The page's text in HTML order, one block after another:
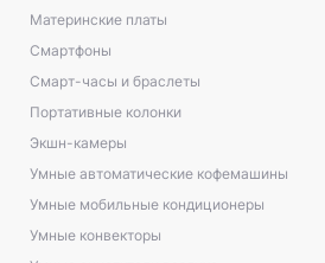
Материнские платы
Смартфоны
Смарт-часы и браслеты
Портативные колонки
Экшн-камеры
Умные автоматические кофемашины
Умные мобильные кондиционеры
Умные конвекторы